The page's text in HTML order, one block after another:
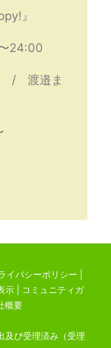
』
24:00
/ 渡邉ま
イバシーポリシー
示
コミュニティガ
概要
及び受理済み（受理